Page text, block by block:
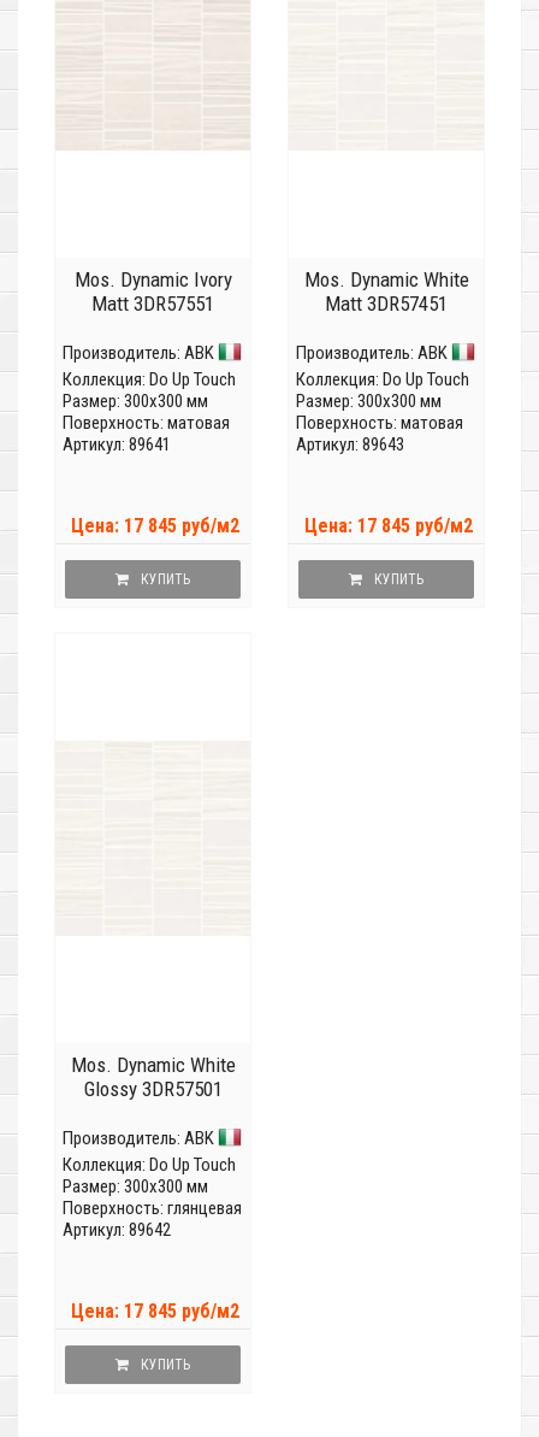
Mos. Dynamic Ivory
Matt 3DR57551
Производитель: ABK
Коллекция: Do Up Touch
Размер: 300x300 мм
Поверхность: матовая
Артикул: 89641
Цена: 17 845 руб/м2
КУПИТЬ
Mos. Dynamic White
Matt 3DR57451
Производитель: ABK
Коллекция: Do Up Touch
Размер: 300x300 мм
Поверхность: матовая
Артикул: 89643
Цена: 17 845 руб/м2
КУПИТЬ
Mos. Dynamic White
Glossy 3DR57501
Производитель: ABK
Коллекция: Do Up Touch
Размер: 300x300 мм
Поверхность: глянцевая
Артикул: 89642
Цена: 17 845 руб/м2
КУПИТЬ